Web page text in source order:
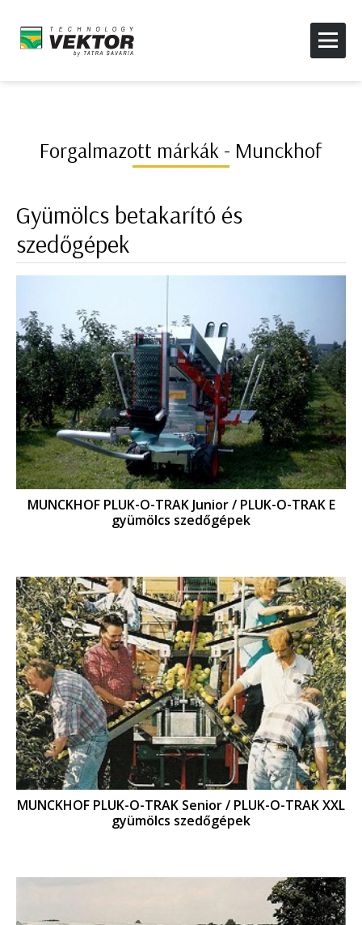
Forgalmazott márkák - Munckhof
Gyümölcs betakarító és
szedőgépek
MUNCKHOF PLUK-O-TRAK Junior / PLUK-O-TRAK E
gyümölcs szedőgépek
MUNCKHOF PLUK-O-TRAK Senior / PLUK-O-TRAK XXL
gyümölcs szedőgépek